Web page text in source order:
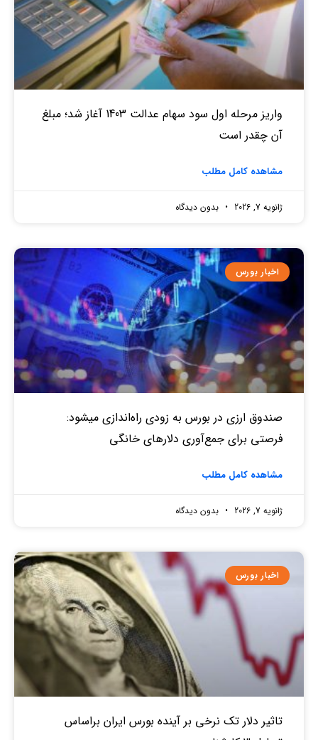
واریز مرحله اول سود سهام عدالت 1403 آغاز شد؛ مبلغ
آن چقدر است
مشاهده کامل مطلب
ژانویه 7, 2026 بدون دیدگاه
اخبار بورس
صندوق‌ ارزی در بورس به زودی راه‌اندازی میشود:
فرصتی برای جمع‌آوری دلارهای خانگی
مشاهده کامل مطلب
ژانویه 7, 2026 بدون دیدگاه
اخبار بورس
تاثیر دلار تک نرخی بر آینده بورس ایران براساس